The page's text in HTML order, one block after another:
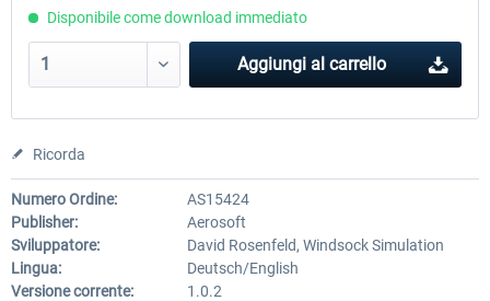
Disponibile come download immediato
Aggiungi al carrello
Ricorda
Numero Ordine:
AS15424
Publisher:
Aerosoft
Sviluppatore:
David Rosenfeld, Windsock Simulation
Lingua:
Deutsch/English
Versione corrente:
1.0.2